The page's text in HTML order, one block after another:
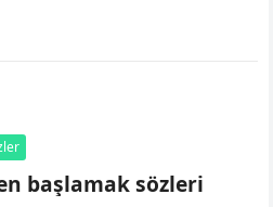
başlamak sözleri